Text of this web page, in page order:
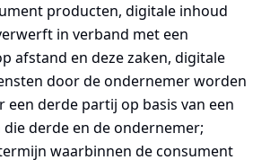
producten, digitale inhoud
in verband met een
afstand en deze zaken, digitale
door de ondernemer worden
een derde partij op basis van een
derde en de ondernemer;
waarbinnen de consument